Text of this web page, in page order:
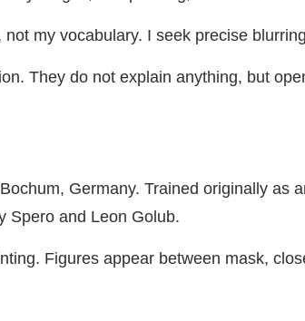
my vocabulary. I seek precise
They do not explain anything, but
Germany. Trained originally
Spero and Leon Golub.
Figures appear between mask,